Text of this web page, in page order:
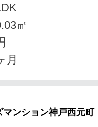
㎡
月
マンション神戸西元町